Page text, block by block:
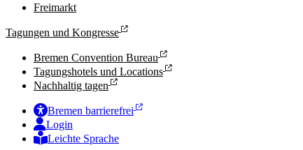
Freimarkt
Tagungen und Kongresse
Bremen Convention Bureau
Tagungshotels und Locations
Nachhaltig tagen
Bremen barrierefrei
Login
Leichte Sprache